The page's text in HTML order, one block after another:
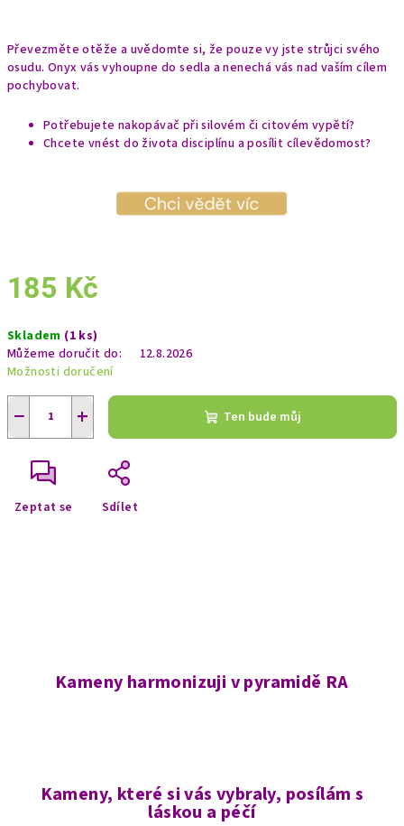
Převezměte otěže a uvědomte si, že pouze vy jste strůjci svého
osudu. Onyx vás vyhoupne do sedla a nenechá vás nad vaším cílem
pochybovat.
Potřebujete nakopávač při silovém či citovém vypětí?
Chcete vnést do života disciplínu a posílit cílevědomost?
185 Kč
cena:
Skladem (1 ks)
Můžeme doručit do:
12.8.2026
Možnosti doručení
+
− Ten bude můj
Zeptat se Sdílet
Kameny harmonizuji v pyramidě RA
Kameny, které si vás vybraly, posílám s
láskou a péčí